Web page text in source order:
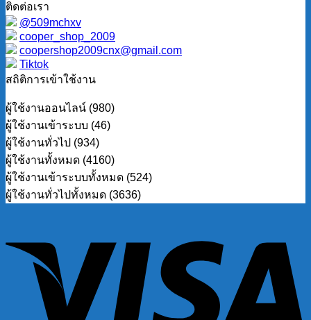
ติดต่อเรา
@509mchxv
cooper_shop_2009
coopershop2009cnx@gmail.com
Tiktok
สถิติการเข้าใช้งาน
ผู้ใช้งานออนไลน์ (980)
ผู้ใช้งานเข้าระบบ (46)
ผู้ใช้งานทั่วไป (934)
ผู้ใช้งานทั้งหมด (4160)
ผู้ใช้งานเข้าระบบทั้งหมด (524)
ผู้ใช้งานทั่วไปทั้งหมด (3636)